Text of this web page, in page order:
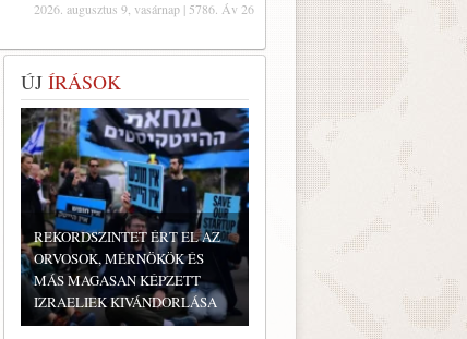
2026. augusztus 9, vasárnap | 5786. Áv 26
ÚJ ÍRÁSOK
REKORDSZINTET ÉRT EL AZ
ORVOSOK, MÉRNÖKÖK ÉS
MÁS MAGASAN KÉPZETT
IZRAELIEK KIVÁNDORLÁSA